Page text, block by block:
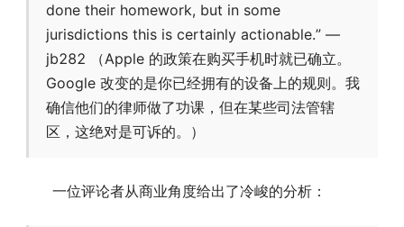
done their homework, but in some
jurisdictions this is certainly actionable.” —
jb282 （Apple 的政策在购买手机时就已确立。
Google 改变的是你已经拥有的设备上的规则。我
确信他们的律师做了功课，但在某些司法管辖
区，这绝对是可诉的。）
一位评论者从商业角度给出了冷峻的分析：